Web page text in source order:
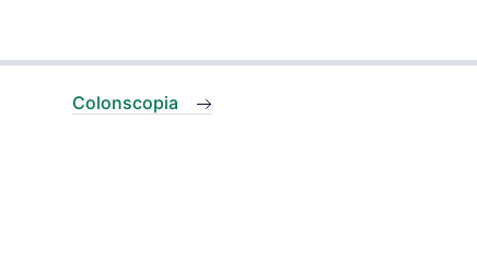
Colonscopia